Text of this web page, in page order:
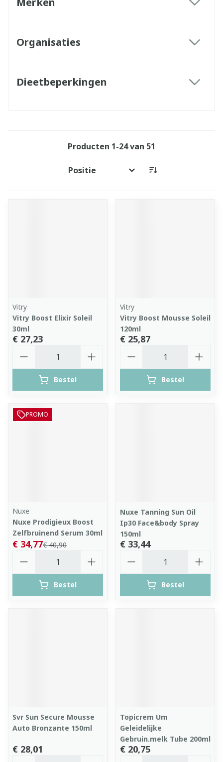
Organisaties
Dieetbeperkingen
Producten 1-24van 51
Sorteer op:
Vitry
Vitry Boost Elixir Soleil
30ml
€ 27,23
Bestel
Vitry
Vitry Boost Mousse Soleil
120ml
€ 25,87
Bestel
PROMO
Nuxe
Nuxe Prodigieux Boost
Zelfbruinend Serum 30ml
€ 40,90
€ 34,77
Bestel
Nuxe Tanning Sun Oil
Ip30 Face&body Spray
150ml
€ 33,44
Bestel
Svr Sun Secure Mousse
Auto Bronzante 150ml
€ 28,01
Topicrem Um
Geleidelijke
Gebruin.melk Tube 200ml
€ 20,75